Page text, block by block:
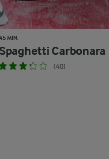
MIN.
Spaghetti Carbonara
(40)